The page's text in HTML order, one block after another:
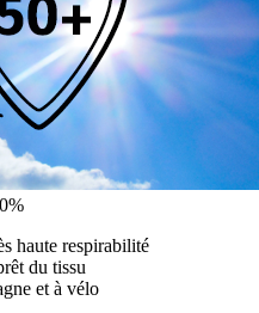
haute respirabilité
du tissu
et à vélo